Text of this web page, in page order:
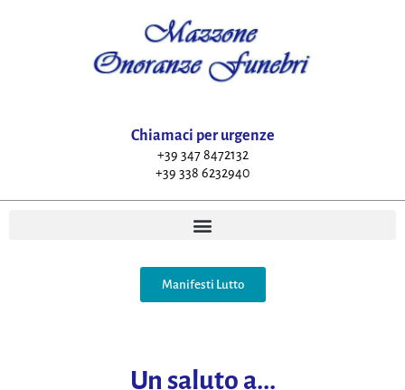
Chiamaci per urgenze
+39 347 8472132
+39 338 6232940
Manifesti Lutto
Un saluto a...